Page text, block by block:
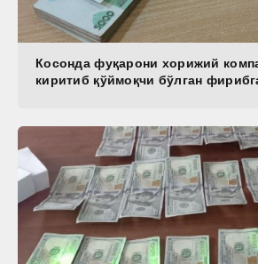
Косонда фуқарони хорижий
киритиб қўймоқчи бўлган